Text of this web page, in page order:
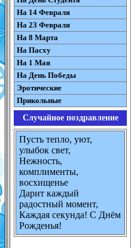
На 14 Февраля
На 23 Февраля
На 8 Марта
На Пасху
На 1 Мая
На День Победы
Эротические
Прикольные
Случайное поздравление
Пусть тепло, уют,
улыбок свет,
Нежность,
комплименты,
восхищенье
Дарит каждый
радостный момент,
Каждая секунда! С Днём
Рожденья!